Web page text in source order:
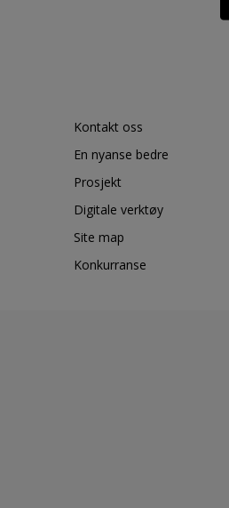
Kontakt oss
En nyanse bedre
Prosjekt
Digitale verktøy
Site map
Konkurranse